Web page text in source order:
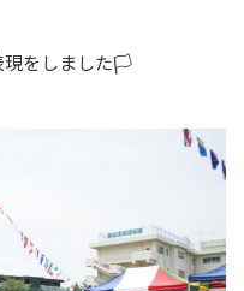
現をしました🏳